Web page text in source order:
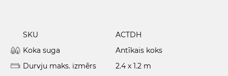
SKU
ACTDH
Koka suga
Antīkais koks
Durvju maks. izmērs
2.4 x 1.2 m